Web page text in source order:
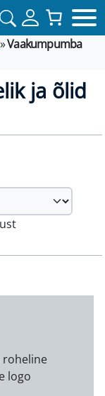
»Vaakumpumba
ja õlid